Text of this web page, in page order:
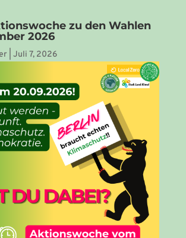
zu den Wahlen
2026
| Juli 7, 2026